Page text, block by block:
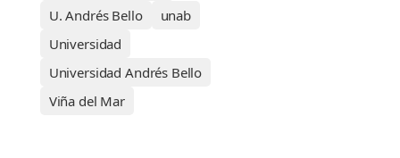
U. Andrés Bello
unab
Universidad
Universidad Andrés Bello
Viña del Mar